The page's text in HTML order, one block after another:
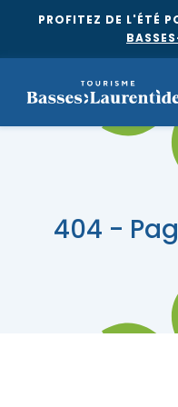
PROFITEZ DE L'ÉTÉ
Festivals et
Où dormir
Bases de
404 -